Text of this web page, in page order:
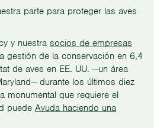
parte para proteger las aves
y nuestrasocios de empresas
gestión de la conservación en 6,4
de aves en EE. UU. —un área
durante los últimos diez
monumental que requiere el
puedeAyuda haciendo una